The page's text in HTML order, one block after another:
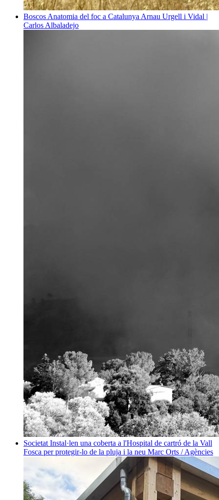
Boscos Anatomia del foc a Catalunya Arnau Urgell i Vidal |
Carlos Albaladejo
Societat Instal·len una coberta a l'Hospital de cartró de la Vall
Fosca per protegir-lo de la pluja i la neu Marc Orts / Agències